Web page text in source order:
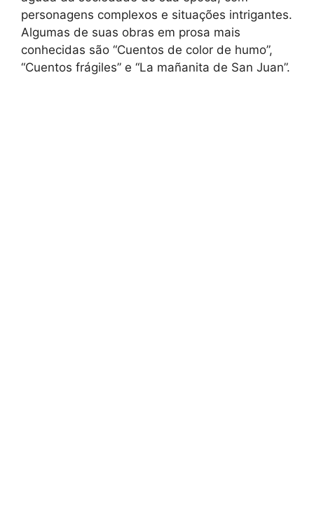
personagens complexos e situações intrigantes.
Algumas de suas obras em prosa mais
conhecidas são “Cuentos de color de humo”,
“Cuentos frágiles” e “La mañanita de San Juan”.